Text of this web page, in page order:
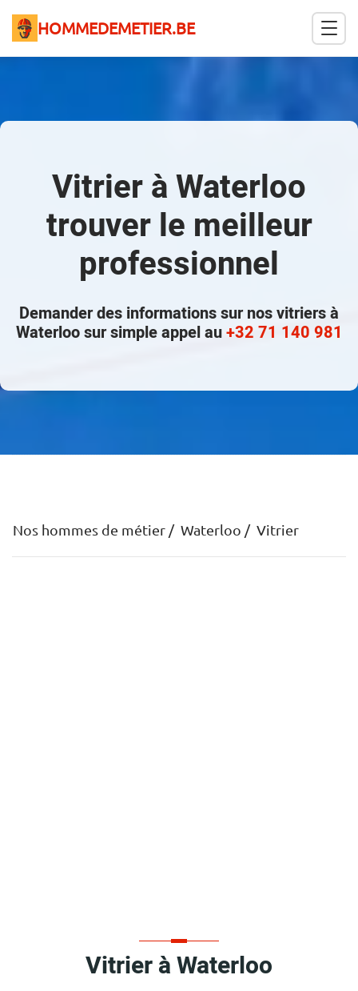
HOMMEDEMETIER.BE
Vitrier à Waterloo
trouver le meilleur
professionnel
Demander des informations sur nos vitriers à
Waterloo sur simple appel au+32 71 140 981
Nos hommes de métier Waterloo Vitrier
Vitrier à Waterloo